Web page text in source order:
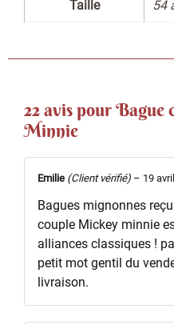
Taille 54
22 avis pourBague
Minnie
Emilie (Client vérifié) – 19
Bagues mignonnes
couple Mickey minnie
alliances classiques !
petit mot gentil du
livraison.